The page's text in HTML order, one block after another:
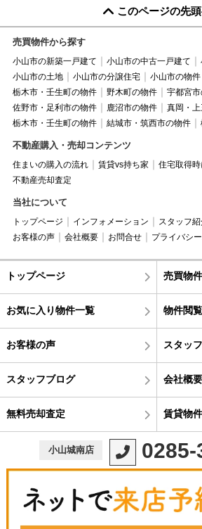
このページの先
売買物件から探す
小山市の新築一戸建て 小山市の中古一戸建て
小山市の土地
小山市の分譲住宅 小山市の物件
栃木市・壬生町の物件
野木町の物件
宇都宮
佐野市・足利市の物件
鹿沼市の物件
真岡・
栃木市・壬生町の物件
結城市・筑西市の物件
不動産購入・売却コンテンツ
住まいの購入の流れ 賃貸vs持ち家
住宅取得
不動産売却査定
当社について
トップページ インフォメーション スタッフ
お客様の声
会社概要 お問合せ プライバシ
トップページ 売買物
お気に入り物件一覧 物件閲
お客様の声 スタッ
スタッフブログ 会社概要
無料売却査定 賃貸物
小山城南店 0285-